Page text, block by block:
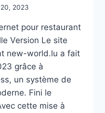
2023
pour restaurant
Version Le site
new-world.lu a fait
grâce à
un système de
Fini le
cette mise à